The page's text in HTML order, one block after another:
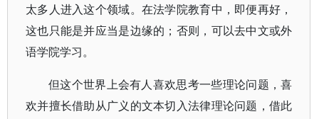
太多人进入这个领域。在法学院教育中，即便再好，
这也只能是并应当是边缘的；否则，可以去中文或外
语学院学习。
但这个世界上会有人喜欢思考一些理论问题，喜
欢并擅长借助从广义的文本切入法律理论问题，借此